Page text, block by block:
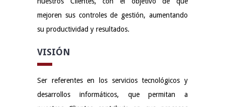
mejoren sus controles de gestión, aumentando
su productividad y resultados.
VISIÓN
Ser referentes en los servicios tecnológicos y
desarrollos informáticos, que permitan a